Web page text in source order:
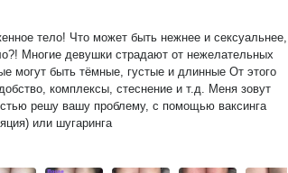
нежнее и сексуальнее,
быть тёмные, густые и длинные От этого
комплексы, стеснение и т.д. Меня зовут
решу вашу проблему, с помощью ваксинга
или шугаринга